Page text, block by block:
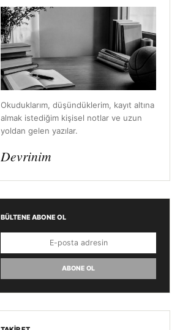
Okuduklarım, düşündüklerim, kayıt altına
almak istediğim kişisel notlar ve uzun
yoldan gelen yazılar.
Devrinim
BÜLTENE ABONE OL
ABONE OL